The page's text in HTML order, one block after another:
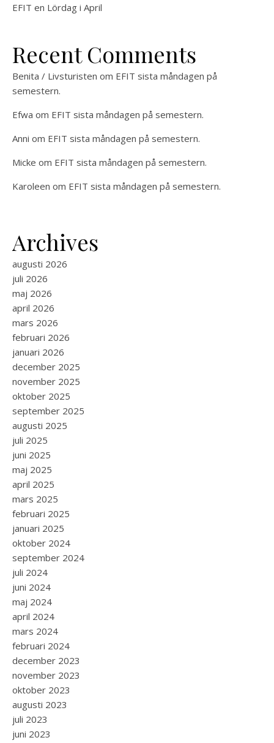
EFIT en Lördag i April
Recent Comments
Benita / Livsturisten om EFIT sista måndagen på
semestern.
Efwa om EFIT sista måndagen på semestern.
Anni om EFIT sista måndagen på semestern.
Micke om EFIT sista måndagen på semestern.
Karoleen om EFIT sista måndagen på semestern.
Archives
augusti 2026
juli 2026
maj 2026
april 2026
mars 2026
februari 2026
januari 2026
december 2025
november 2025
oktober 2025
september 2025
augusti 2025
juli 2025
juni 2025
maj 2025
april 2025
mars 2025
februari 2025
januari 2025
oktober 2024
september 2024
juli 2024
juni 2024
maj 2024
april 2024
mars 2024
februari 2024
december 2023
november 2023
oktober 2023
augusti 2023
juli 2023
juni 2023